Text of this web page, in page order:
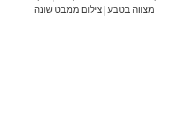
מצווה בטבע | צילום ממבט שונה